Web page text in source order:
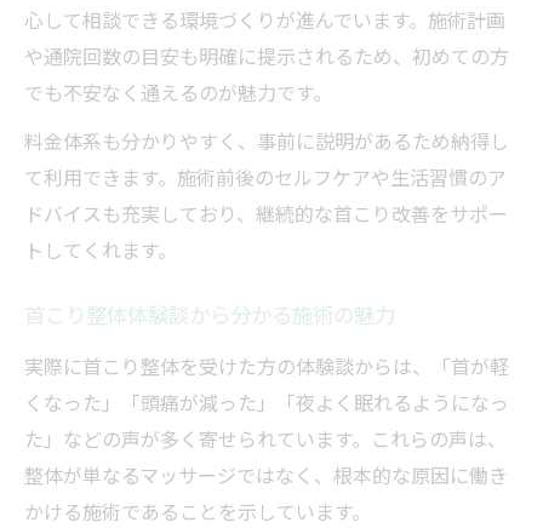
心して相談できる環境づくりが進んでいます。施術計画
や通院回数の目安も明確に提示されるため、初めての方
でも不安なく通えるのが魅力です。
料金体系も分かりやすく、事前に説明があるため納得し
て利用できます。施術前後のセルフケアや生活習慣のア
ドバイスも充実しており、継続的な首こり改善をサポー
トしてくれます。
首こり整体体験談から分かる施術の魅力
実際に首こり整体を受けた方の体験談からは、「首が軽
くなった」「頭痛が減った」「夜よく眠れるようになっ
た」などの声が多く寄せられています。これらの声は、
整体が単なるマッサージではなく、根本的な原因に働き
かける施術であることを示しています。